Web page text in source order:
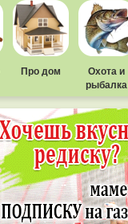
Про дом
Охота и
рыбалка